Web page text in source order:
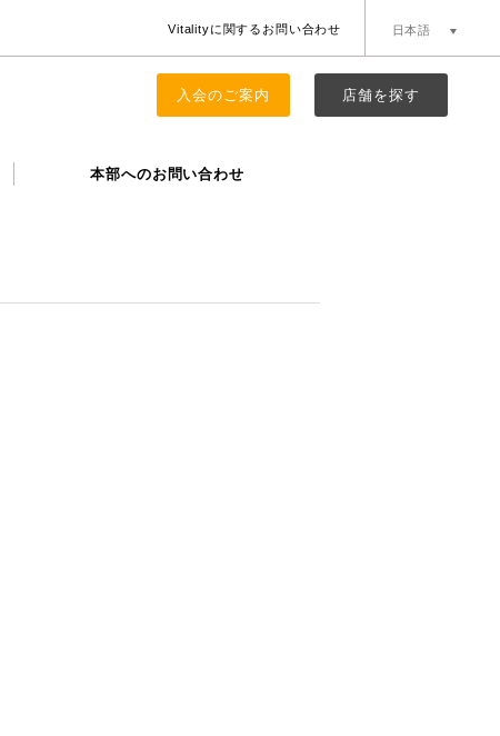
Vitalityに関するお問い合わせ
日本語
簡体中文
入会のご案内 店舗を探す
本部へのお問い合わせ